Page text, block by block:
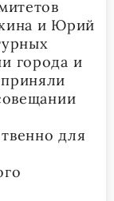
и Юрий
города и
для